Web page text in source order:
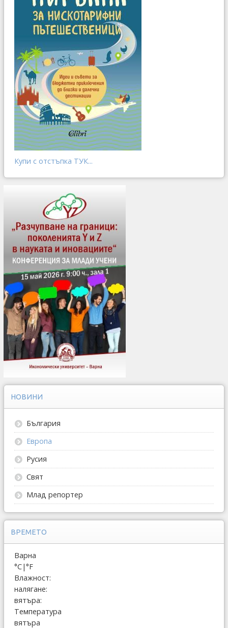
Купи с отстъпка ТУК...
НОВИНИ
България
Европа
Русия
Свят
Млад репортер
ВРЕМЕТО
Варна
°C|°F
Влажност:
налягане:
вятъра:
Температура
вятъра